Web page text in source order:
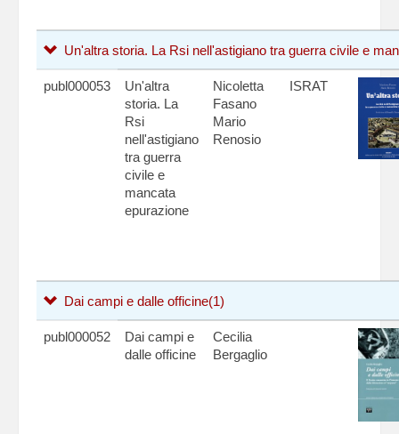
Un'altra storia. La Rsi nell'astigiano tra guerra civile e
publ000053
Un'altra
storia. La
Rsi
nell'astigiano
tra guerra
civile e
mancata
epurazione
Nicoletta
Fasano
Mario
Renosio
ISRAT
Dai campi e dalle officine(1)
publ000052
Dai campi e
dalle officine
Cecilia
Bergaglio